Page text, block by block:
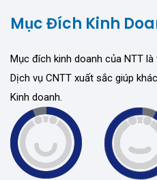
Mục Đích Kinh
Mục đích kinh doanh của NTT
Dịch vụ CNTT xuất sắc giúp
Kinh doanh.